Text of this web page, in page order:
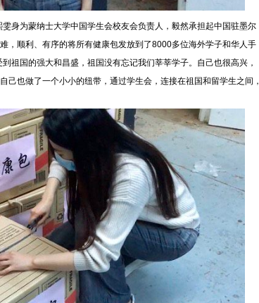
身为蒙纳士大学中国学生会校友会负责人，毅然承担起中国驻墨尔
，顺利、有序的将所有健康包发放到了8000多位海外学子和华人手
祖国的强大和昌盛，祖国没有忘记我们莘莘学子。自己也很高兴，
也做了一个小小的纽带，通过学生会，连接在祖国和留学生之间，